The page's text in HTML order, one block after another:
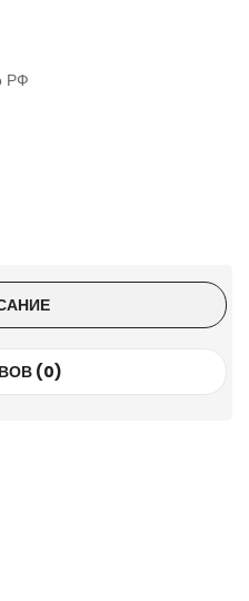
РФ
(0)